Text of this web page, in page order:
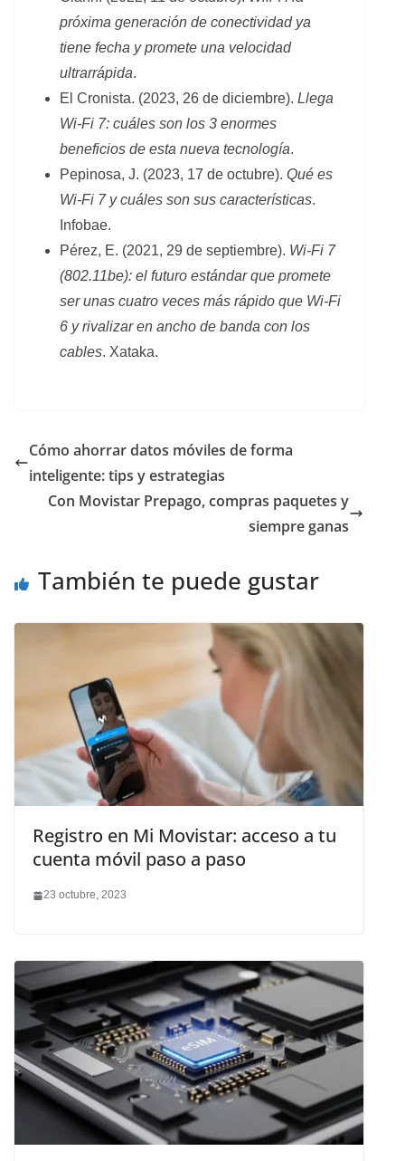
próxima generación de conectividad ya
tiene fecha y promete una velocidad
ultrarrápida.
El Cronista. (2023, 26 de diciembre). Llega
Wi-Fi 7: cuáles son los 3 enormes
beneficios de esta nueva tecnología.
Pepinosa, J. (2023, 17 de octubre). Qué es
Wi-Fi 7 y cuáles son sus características.
Infobae.
Pérez, E. (2021, 29 de septiembre). Wi-Fi 7
(802.11be): el futuro estándar que promete
ser unas cuatro veces más rápido que Wi-Fi
6 y rivalizar en ancho de banda con los
cables. Xataka.
Cómo ahorrar datos móviles de forma
inteligente: tips y estrategias
Con Movistar Prepago, compras paquetes y
siempre ganas
También te puede gustar
Registro en Mi Movistar: acceso a tu
cuenta móvil paso a paso
23 octubre, 2023